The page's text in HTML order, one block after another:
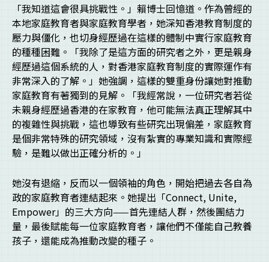
「我知道這會很具挑戰性。」賴博士回憶道。作為曾經的
本地家庭教育者與家庭教育學者，她深知香港教育制度的
壓力與僵化，也切身經歷過在這樣的體制中實行家庭教育
的種種困難。「我除了是這方面的研究者之外，更是親身
經歷過這個系統的人，對香港家庭教育制度的實際運作有
非常深入的了解。」她強調，這樣的雙重身份讓她對推動
家庭教育有著獨到的見解。「我經常說，一位研究者若從
未親身經歷過香港的在家教育，他可能無法真正理解其中
的複雜性與挑戰，這也導致有些研究出現偏差，家庭教育
是個非常特殊的研究領域，沒有紮實的專業知識和實際經
驗，是難以做出正確分析的。」
她沒有退縮，反而以一個領袖的角色，開始把過去各自為
政的家庭教育者連結起來。她提出「Connect, Unite,
Empower」的三大方向——首先連結人群，然後團結力
量，最後賦能每一位家庭教育者，讓他們不僅能自己教養
孩子，還能成為推動改變的種子。